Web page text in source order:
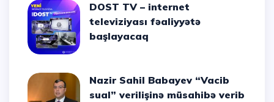
DOST TV – internet
televiziyası fəaliyyətə
başlayacaq
Nazir Sahil Babayev “Vacib
sual” verilişinə müsahibə verib